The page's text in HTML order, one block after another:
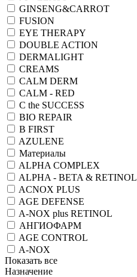
GINSENG&CARROT
FUSION
EYE THERAPY
DOUBLE ACTION
DERMALIGHT
CREAMS
CALM DERM
CALM - RED
C the SUCCESS
BIO REPAIR
B FIRST
AZULENE
Материалы
ALPHA COMPLEX
ALPHA - BETA & RETINOL
ACNOX PLUS
AGE DEFENSE
A-NOX plus RETINOL
АНГИОФАРМ
AGE CONTROL
A-NOX
Показать все
Назначение